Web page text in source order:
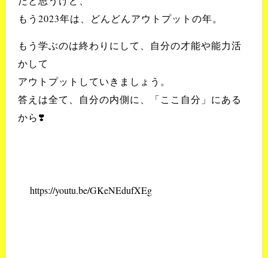
もう2023年は、どんどんアウトプットの年。
もう学ぶのは終わりにして、自分の才能や能力活
かして
アウトプットしていきましょう。
答えは全て、自分の内側に、「ここ自分」にある
から❣️
https://youtu.be/GKeNEdufXEg